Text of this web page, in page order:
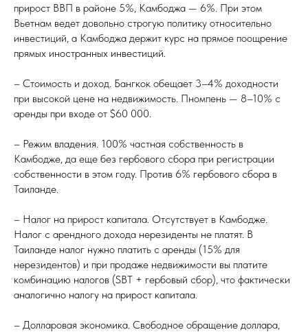
прирост ВВП в районе 5%, Камбоджа — 6%. При этом
Вьетнам ведет довольно строгую политику относительно
инвестиций, а Камбоджа держит курс на прямое поощрение
прямых иностранных инвестиций.
– Стоимость и доход. Бангкок обещает 3–4% доходности
при высокой цене на недвижимость. Пномпень — 8–10% с
аренды при входе от $60 000.
– Режим владения. 100% частная собственность в
Камбодже, да еще без гербового сбора при регистрации
собственности в этом году. Против 6% гербового сбора в
Таиланде.
– Налог на прирост капитала. Отсутствует в Камбодже.
Налог с арендного дохода нерезиденты не платят. В
Таиланде налог нужно платить с аренды (15% для
нерезидентов) и при продаже недвижимости вы платите
комбинацию налогов (SBT + гербовый сбор), что фактически
аналогично налогу на прирост капитала.
– Долларовая экономика. Свободное обращение доллара,